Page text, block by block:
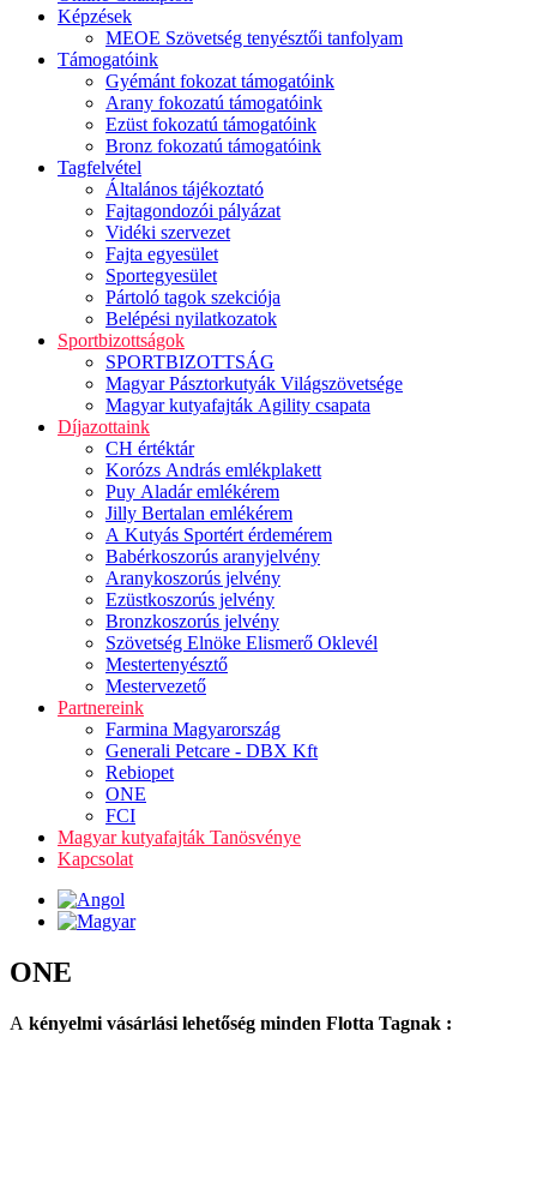
Képzések
MEOE Szövetség tenyésztői tanfolyam
Támogatóink
Gyémánt fokozat támogatóink
Arany fokozatú támogatóink
Ezüst fokozatú támogatóink
Bronz fokozatú támogatóink
Tagfelvétel
Általános tájékoztató
Fajtagondozói pályázat
Vidéki szervezet
Fajta egyesület
Sportegyesület
Pártoló tagok szekciója
Belépési nyilatkozatok
Sportbizottságok
SPORTBIZOTTSÁG
Magyar Pásztorkutyák Világszövetsége
Magyar kutyafajták Agility csapata
Díjazottaink
CH értéktár
Korózs András emlékplakett
Puy Aladár emlékérem
Jilly Bertalan emlékérem
A Kutyás Sportért érdemérem
Babérkoszorús aranyjelvény
Aranykoszorús jelvény
Ezüstkoszorús jelvény
Bronzkoszorús jelvény
Szövetség Elnöke Elismerő Oklevél
Mestertenyésztő
Mestervezető
Partnereink
Farmina Magyarország
Generali Petcare - DBX Kft
Rebiopet
ONE
FCI
Magyar kutyafajták Tanösvénye
Kapcsolat
ONE
A kényelmi vásárlási lehetőség minden Flotta Tagnak :